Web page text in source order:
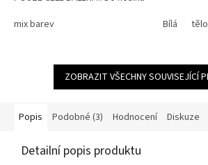
balení !
mix barev Bílá
ZOBRAZIT VŠECHNY SOUVISEJÍCÍ
Popis Podobné (3) Hodnocení Diskuze
Detailní popis produktu